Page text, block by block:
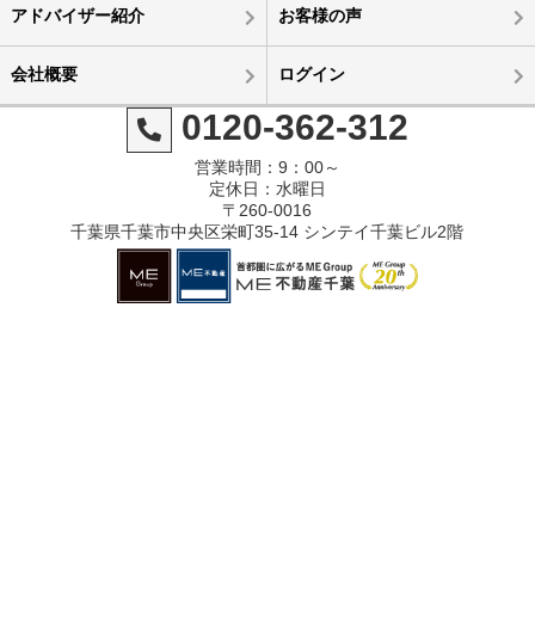
アドバイザー紹介 お客様の声
会社概要 ログイン
0120-362-312
営業時間：9：00～
定休日：水曜日
〒260-0016
千葉県千葉市中央区栄町35-14 シンテイ千葉ビル2階